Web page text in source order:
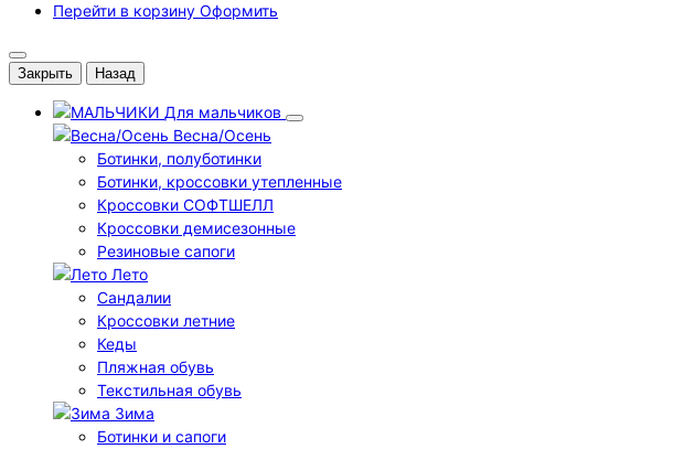
Перейти в корзину Оформить
Закрыть Назад
Для мальчиков
Весна/Осень
Ботинки, полуботинки
Ботинки, кроссовки утепленные
Кроссовки СОФТШЕЛЛ
Кроссовки демисезонные
Резиновые сапоги
Лето
Cандалии
Кроссовки летние
Кеды
Пляжная обувь
Текстильная обувь
Зима
Ботинки и сапоги